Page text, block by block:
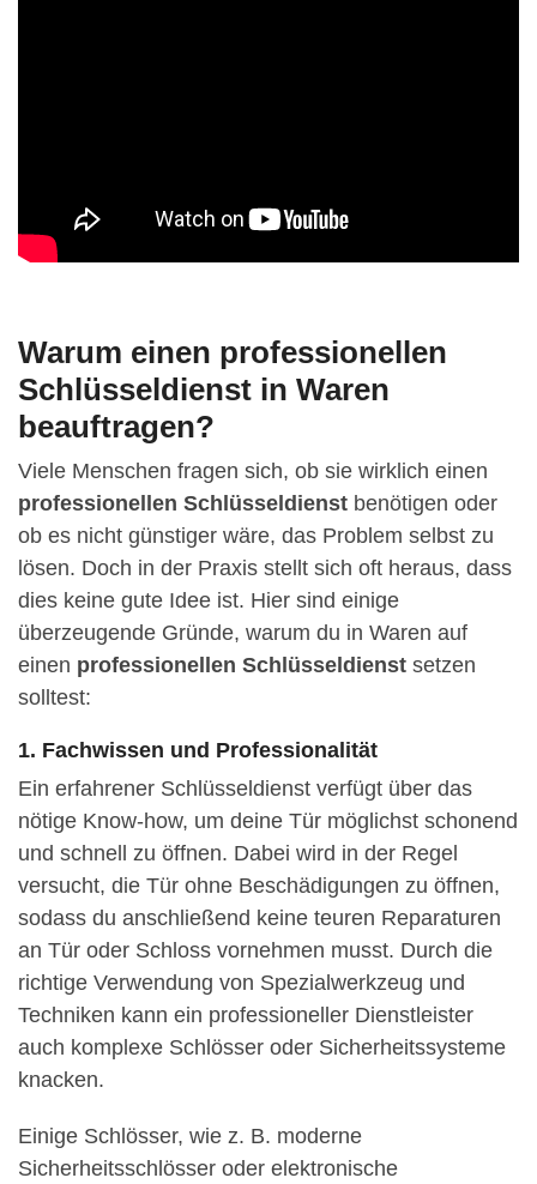
Warum einen professionellen
Schlüsseldienst in Waren
beauftragen?
Viele Menschen fragen sich, ob sie wirklich einen
professionellen Schlüsseldienst benötigen oder
ob es nicht günstiger wäre, das Problem selbst zu
lösen. Doch in der Praxis stellt sich oft heraus, dass
dies keine gute Idee ist. Hier sind einige
überzeugende Gründe, warum du in Waren auf
einen professionellen Schlüsseldienst setzen
solltest:
1. Fachwissen und Professionalität
Ein erfahrener Schlüsseldienst verfügt über das
nötige Know-how, um deine Tür möglichst schonend
und schnell zu öffnen. Dabei wird in der Regel
versucht, die Tür ohne Beschädigungen zu öffnen,
sodass du anschließend keine teuren Reparaturen
an Tür oder Schloss vornehmen musst. Durch die
richtige Verwendung von Spezialwerkzeug und
Techniken kann ein professioneller Dienstleister
auch komplexe Schlösser oder Sicherheitssysteme
knacken.
Einige Schlösser, wie z. B. moderne
Sicherheitsschlösser oder elektronische